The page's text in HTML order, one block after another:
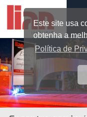
Este site usa
obtenha a
Política de